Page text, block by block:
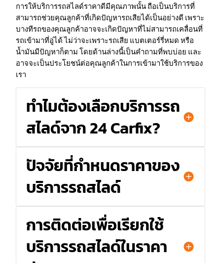
การให้บริการรถสไลด์ราคาดีมีคุณภาพนั้น ถือเป็นบริการที่
สามารถช่วยคุณลูกค้าที่เกิดปัญหารถเสียได้เป็นอย่างดี เพราะ
บางทีรถของคุณลูกค้าอาจจะเกิดปัญหาที่ไม่สามารถเคลื่อนที่
รถเข้ามาที่อู่ได้ ไม่ว่าจะเพราะรถเสีย แบตเตอร์รี่หมด หรือ
น้ำมันมีปัญหาก็ตาม โดยด้านล่างนี้เป็นคำถามที่พบบ่อย และ
อาจจะเป็นประโยชน์ต่อคุณลูกค้าในการเข้ามาใช้บริการของ
เรา
ทำไมต้องเลือกบริการรถ
สไลด์จาก 24 Carfix?
ปัจจัยที่กำหนดราคาของ
บริการรถสไลด์
การติดต่อเพื่อเรียกใช้
บริการรถสไลด์ในราคา